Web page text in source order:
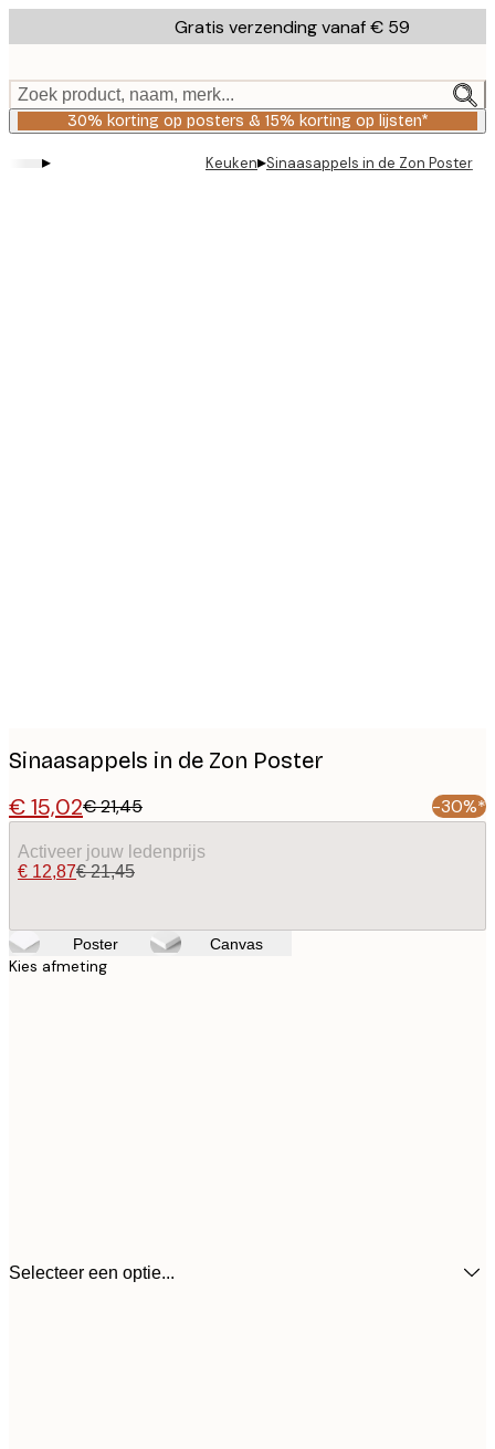
to
content.
Gratis verzending vanaf € 59
Zoek product, naam, merk...
30% korting op posters & 15% korting op lijsten*
▸ Keuken▸Sinaasappels in de Zon Poster
Sinaasappels in de Zon Poster
€ 15,02€ 21,45 -30%*
Activeer jouw ledenprijs
€ 12,87€ 21,45
Poster Canvas
Kies afmeting
Selecteer een optie...